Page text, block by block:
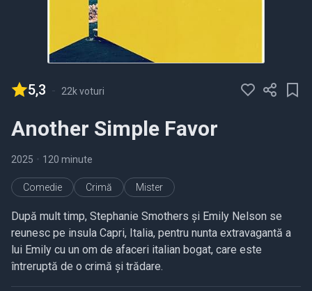
5,3 - 22k voturi
Another Simple Favor
2025 • 120 minute
Comedie Crimă Mister
După mult timp, Stephanie Smothers și Emily Nelson se
reunesc pe insula Capri, Italia, pentru nunta extravagantă a
lui Emily cu un om de afaceri italian bogat, care este
întreruptă de o crimă și trădare.